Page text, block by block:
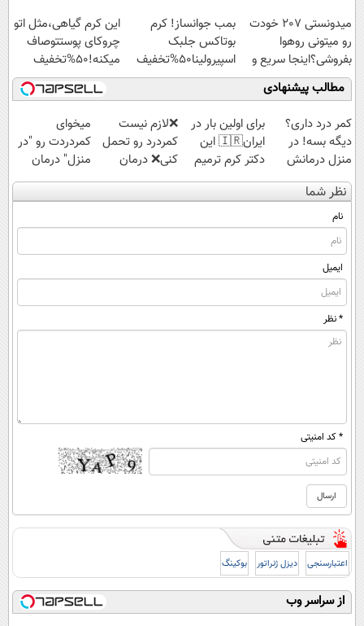
ویژه
میدونستی 207 خودت
رو میتونی روهوا
بفروشی؟اینجا سریع و
راحت بفروش
بمب جوانساز! کرم
بوتاکس جلبک
اسپیرولینا50%تخفیف
این کرم گیاهی،مثل اتو
چروکای پوستتوصاف
میکنه!50%تخفیف
مطالب پیشنهادی
کمر درد داری؟
دیگه بسه! در
منزل درمانش
کن
(◀پرسش‌نامه)
برای اولین بار در
ایران🇮🇷 این
دکتر کرم ترمیم
کننده 23 روزه
ساخت!
❌لازم نیست
کمردرد رو تحمل
کنی❌ درمان
بدون جراحی و
قرص
میخوای
کمردردت رو "در
منزل" درمان
کنی؟ (◂فیلم +
◂پرسش‌نامه)
نظر شما
نام
ایمیل
* نظر
* کد امنیتی
اعتبارسنجی دیزل ژنراتور بوکینگ
از سراسر وب